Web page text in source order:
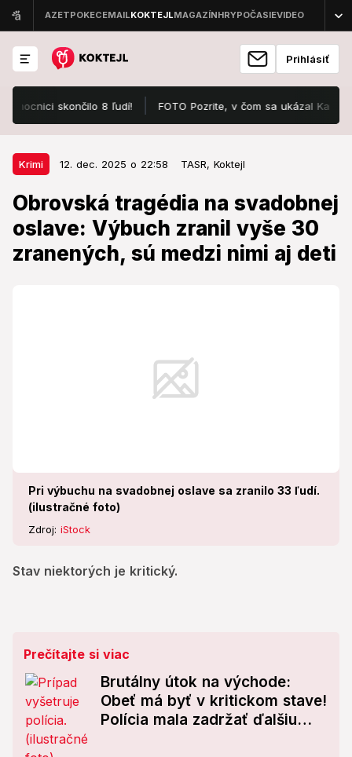
Prihlásiť
skončilo 8 ľudí! FOTO Pozrite, v čom sa ukázal Karol III.:
Krimi 12. dec. 2025 o 22:58 TASR, Koktejl
Obrovská tragédia na svadobnej
oslave: Výbuch zranil vyše 30
zranených, sú medzi nimi aj deti
Pri výbuchu na svadobnej oslave sa zranilo 33 ľudí.
(ilustračné foto)
Zdroj: iStock
Stav niektorých je kritický.
Krimi 12. dec. 2025 o 22:58
Obrovská tragédia na svadobnej
oslave: Výbuch zranil vyše 30
zranených, sú medzi nimi aj deti
Prečítajte si viac
Brutálny útok na východe:
Obeť má byť v kritickom stave!
Polícia mala zadržať ďalšiu